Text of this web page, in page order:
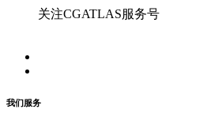
关注CGATLAS服务号
我们服务